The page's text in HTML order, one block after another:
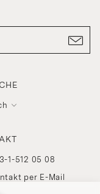
1-512 05 08
per E-Mail